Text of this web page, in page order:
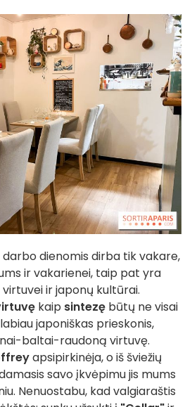
darbo dienomis dirba tik vakare,
ir vakarienei, taip pat yra
ir japonų kultūrai.
kaip sintezę būtų ne visai
japoniškas prieskonis,
baltai-raudoną virtuvę.
apsipirkinėja, o iš šviežių
savo įkvėpimu jis mums
Nenuostabu, kad valgiaraštis